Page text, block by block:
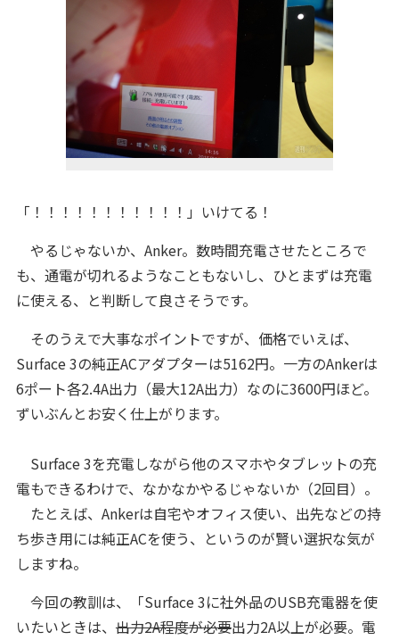
「！！！！！！！！！！！」いけてる！
やるじゃないか、Anker。数時間充電させたところで
も、通電が切れるようなこともないし、ひとまずは充電
に使える、と判断して良さそうです。
そのうえで大事なポイントですが、価格でいえば、
Surface 3の純正ACアダプターは5162円。一方のAnkerは
6ポート各2.4A出力（最大12A出力）なのに3600円ほど。
ずいぶんとお安く仕上がります。
Surface 3を充電しながら他のスマホやタブレットの充
電もできるわけで、なかなかやるじゃないか（2回目）。
たとえば、Ankerは自宅やオフィス使い、出先などの持
ち歩き用には純正ACを使う、というのが賢い選択な気が
しますね。
今回の教訓は、「Surface 3に社外品のUSB充電器を使
いたいときは、 出力2A程度が必要出力2A以上が必要。電